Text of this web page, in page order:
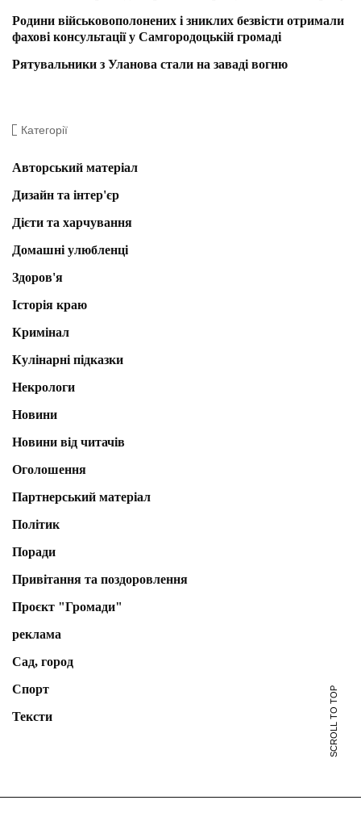
Родини військовополонених і зниклих безвісти отримали
фахові консультації у Самгородоцькій громаді
Рятувальники з Уланова стали на заваді вогню
Категорії
Авторський матеріал
Дизайн та інтер'єр
Дієти та харчування
Домашні улюбленці
Здоров'я
Історія краю
Кримінал
Кулінарні підказки
Некрологи
Новини
Новини від читачів
Оголошення
Партнерський матеріал
Політик
Поради
Привітання та поздоровлення
Проєкт "Громади"
реклама
Сад, город
Спорт
Тексти
SCROLL TO TOP